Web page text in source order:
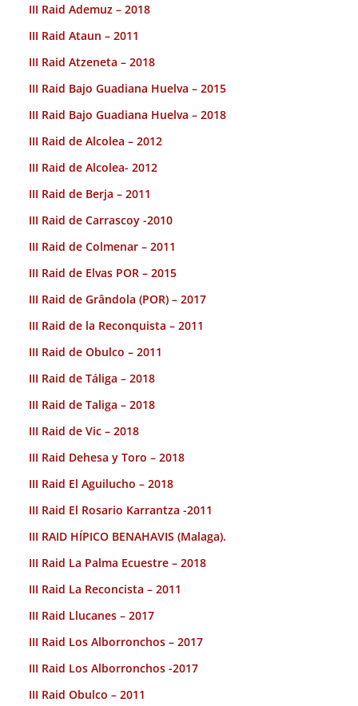
III Raid Ademuz – 2018
III Raid Ataun – 2011
III Raid Atzeneta – 2018
III Raid Bajo Guadiana Huelva – 2015
III Raid Bajo Guadiana Huelva – 2018
III Raid de Alcolea – 2012
III Raid de Alcolea- 2012
III Raid de Berja – 2011
III Raid de Carrascoy -2010
III Raid de Colmenar – 2011
III Raid de Elvas POR – 2015
III Raid de Grândola (POR) – 2017
III Raid de la Reconquista – 2011
III Raid de Obulco – 2011
III Raid de Táliga – 2018
III Raid de Taliga – 2018
III Raid de Vic – 2018
III Raid Dehesa y Toro – 2018
III Raid El Aguilucho – 2018
III Raid El Rosario Karrantza -2011
III RAID HÍPICO BENAHAVIS (Malaga).
III Raid La Palma Ecuestre – 2018
III Raid La Reconcista – 2011
III Raid Llucanes – 2017
III Raid Los Alborronchos – 2017
III Raid Los Alborronchos -2017
III Raid Obulco – 2011